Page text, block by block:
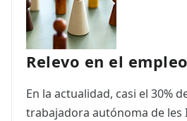
Relevo en el
En la actualidad, casi el 30%
trabajadora autónoma de les